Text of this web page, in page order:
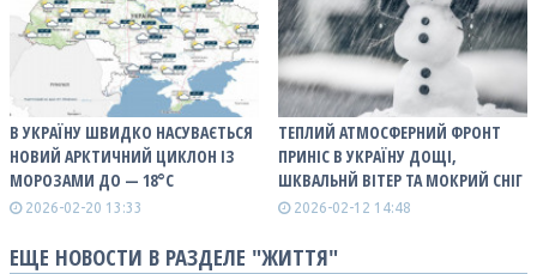
В УКРАЇНУ ШВИДКО НАСУВАЄТЬСЯ
НОВИЙ АРКТИЧНИЙ ЦИКЛОН ІЗ
МОРОЗАМИ ДО — 18°С
2026-02-20 13:33
ТЕПЛИЙ АТМОСФЕРНИЙ ФРОНТ
ПРИНІС В УКРАЇНУ ДОЩІ,
ШКВАЛЬНЙ ВІТЕР ТА МОКРИЙ СНІГ
2026-02-12 14:48
ЕЩЕ НОВОСТИ В РАЗДЕЛЕ "ЖИТТЯ"